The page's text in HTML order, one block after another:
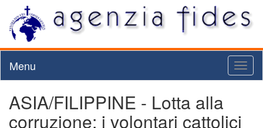
Menu
ASIA/FILIPPINE - Lotta alla
corruzione: i volontari cattolici